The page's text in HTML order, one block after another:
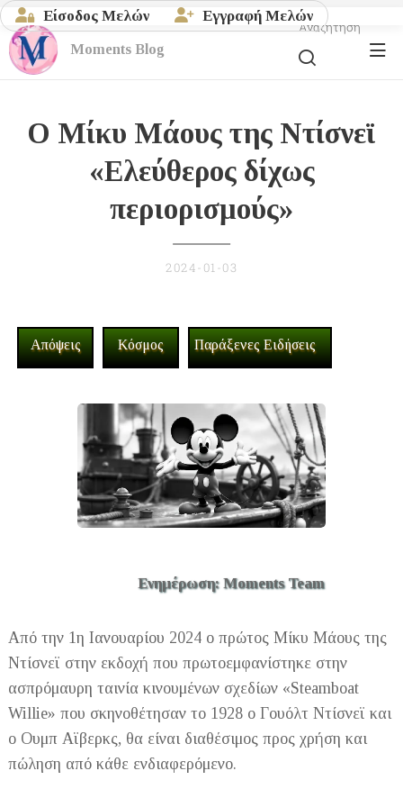
Είσοδος Μελών Εγγραφή Μελών
Moments Blog
Αναζήτηση
Ο Μίκυ Μάους της Ντίσνεϊ
«Ελεύθερος δίχως
περιορισμούς»
2024-01-03
Απόψεις Κόσμος Παράξενες Ειδήσεις
Ενημέρωση: Moments Team
Από την 1η Ιανουαρίου 2024 ο πρώτος Μίκυ Μάους της
Ντίσνεϊ στην εκδοχή που πρωτοεμφανίστηκε στην
ασπρόμαυρη ταινία κινουμένων σχεδίων «Steamboat
Willie» που σκηνοθέτησαν το 1928 ο Γουόλτ Ντίσνεϊ και
ο Ουμπ Αϊβερκς, θα είναι διαθέσιμος προς χρήση και
πώληση από κάθε ενδιαφερόμενο.